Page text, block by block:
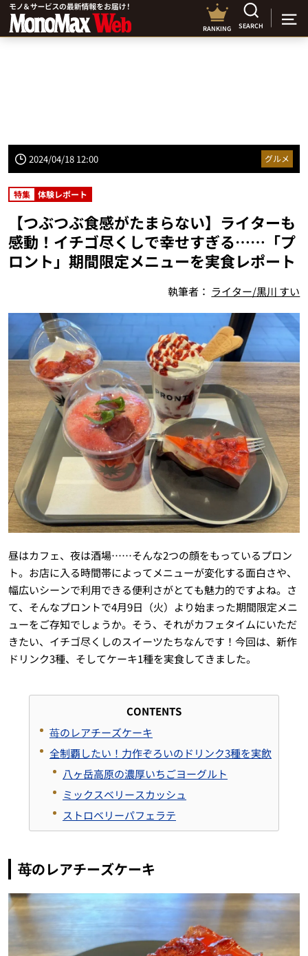
RANKING SEARCH
2024/04/18 12:00 グルメ
特集 体験レポート
【つぶつぶ食感がたまらない】ライターも
感動！イチゴ尽くしで幸せすぎる……「プ
ロント」期間限定メニューを実食レポート
執筆者： ライター/黒川 すい
昼はカフェ、夜は酒場……そんな2つの顔をもっているプロン
ト。お店に入る時間帯によってメニューが変化する面白さや、
幅広いシーンで利用できる便利さがとても魅力的ですよね。さ
て、そんなプロントで4月9日（火）より始まった期間限定メニ
ューをご存知でしょうか。そう、それがカフェタイムにいただ
きたい、イチゴ尽くしのスイーツたちなんです！今回は、新作
ドリンク3種、そしてケーキ1種を実食してきました。
CONTENTS
苺のレアチーズケーキ
全制覇したい！力作ぞろいのドリンク3種を実飲
八ヶ岳高原の濃厚いちごヨーグルト
ミックスベリースカッシュ
ストロベリーパフェラテ
苺のレアチーズケーキ